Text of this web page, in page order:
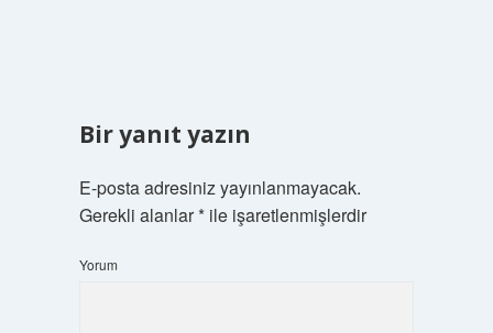
Bir yanıt yazın
E-posta adresiniz yayınlanmayacak.
Gerekli alanlar*ile işaretlenmişlerdir
Yorum